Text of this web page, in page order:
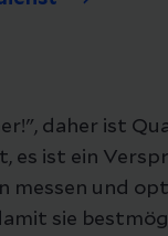
daher ist
es ist ein
messen und
sie